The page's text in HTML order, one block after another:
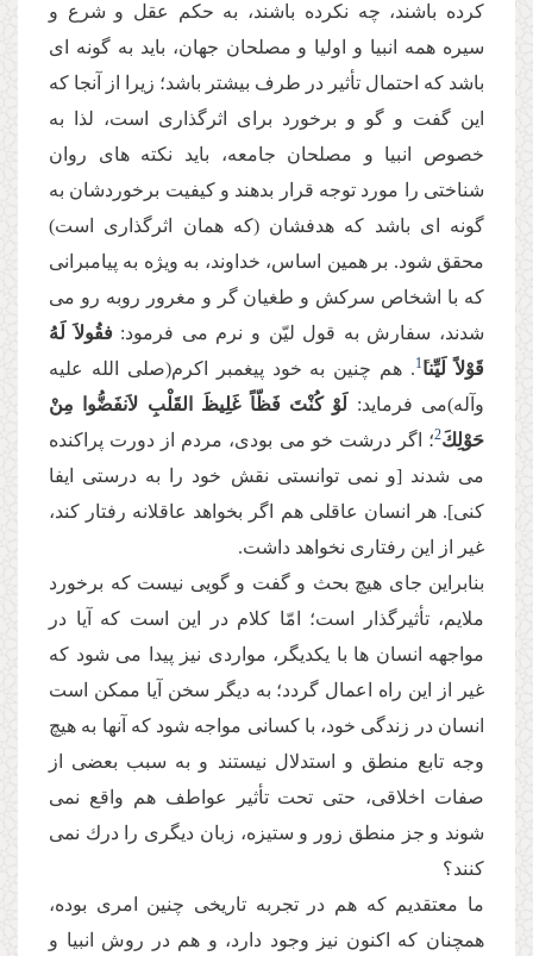
كرده باشند، چه نكرده باشند، به حكم عقل و شرع و
سیره همه انبیا و اولیا و مصلحان جهان، باید به گونه اى
باشد كه احتمال تأثیر در طرف بیشتر باشد؛ زیرا از آنجا كه
این گفت و گو و برخورد براى اثرگذارى است، لذا به
خصوص انبیا و مصلحان جامعه، باید نكته هاى روان
شناختى را مورد توجه قرار بدهند و كیفیت برخوردشان به
گونه اى باشد كه هدفشان (كه همان اثرگذارى است)
محقق شود. بر همین اساس، خداوند، به ویژه به پیامبرانى
كه با اشخاص سركش و طغیان گر و مغرور روبه رو مى
شدند، سفارش به قول لیّن و نرم مى فرمود:فقُولاَ لَهُ
قَوْلاً لَیِّنا1. هم چنین به خود پیغمبر اكرم(صلى الله علیه
وآله)مى فرماید: لَوْ كُنْتَ فَظّاً غَلِیظَ القَلْبِ لاَنفَضُّوا مِنْ
حَوْلِكَ2؛ اگر درشت خو مى بودى، مردم از دورت پراكنده
مى شدند [و نمى توانستى نقش خود را به درستى ایفا
كنى]. هر انسان عاقلى هم اگر بخواهد عاقلانه رفتار كند،
غیر از این رفتارى نخواهد داشت.
بنابراین جاى هیچ بحث و گفت و گویى نیست كه برخورد
ملایم، تأثیرگذار است؛ امّا كلام در این است كه آیا در
مواجهه انسان ها با یكدیگر، مواردى نیز پیدا مى شود كه
غیر از این راه اعمال گردد؛ به دیگر سخن آیا ممكن است
انسان در زندگى خود، با كسانى مواجه شود كه آنها به هیچ
وجه تابع منطق و استدلال نیستند و به سبب بعضى از
صفات اخلاقى، حتى تحت تأثیر عواطف هم واقع نمى
شوند و جز منطق زور و ستیزه، زبان دیگرى را درك نمى
كنند؟
ما معتقدیم كه هم در تجربه تاریخى چنین امرى بوده،
همچنان كه اكنون نیز وجود دارد، و هم در روش انبیا و